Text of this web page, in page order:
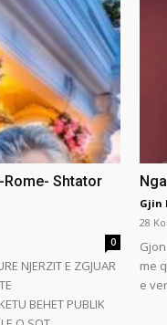
Rome- Shtator
0
NJERZIT E ZGJUAR
BEHET PUBLIK
Gjin
28
me
e